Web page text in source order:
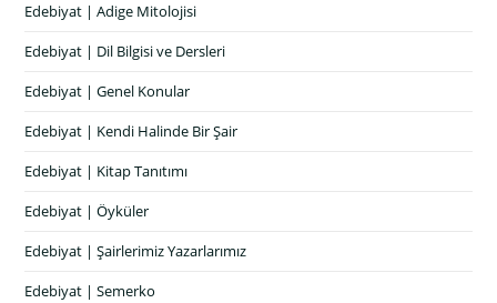
Edebiyat | Adige Mitolojisi
Edebiyat | Dil Bilgisi ve Dersleri
Edebiyat | Genel Konular
Edebiyat | Kendi Halinde Bir Şair
Edebiyat | Kitap Tanıtımı
Edebiyat | Öyküler
Edebiyat | Şairlerimiz Yazarlarımız
Edebiyat | Semerko